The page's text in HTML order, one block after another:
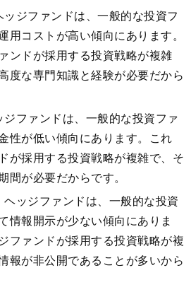
ジファンドは、一般的な投資フ
用コストが高い傾向にあります。
ンドが採用する投資戦略が複雑
度な専門知識と経験が必要だから
ファンドは、一般的な投資ファ
性が低い傾向にあります。これ
が採用する投資戦略が複雑で、そ
間が必要だからです。
ッジファンドは、一般的な投資
情報開示が少ない傾向にありま
ファンドが採用する投資戦略が複
報が非公開であることが多いから